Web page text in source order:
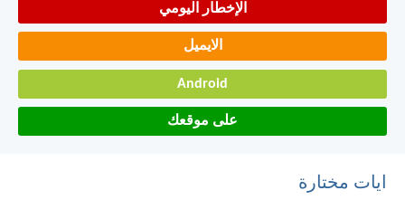
الإخطار اليومي
الايميل
Android
على موقعك
ايات مختارة